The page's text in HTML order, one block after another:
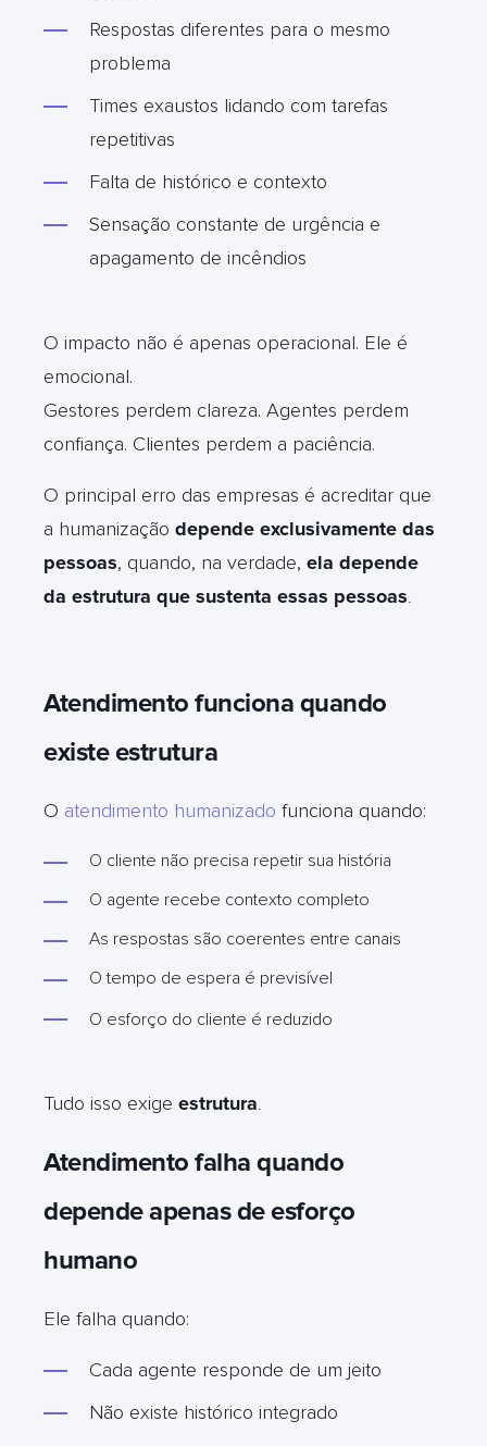
Respostas diferentes para o mesmo
problema
Times exaustos lidando com tarefas
repetitivas
Falta de histórico e contexto
Sensação constante de urgência e
apagamento de incêndios
O impacto não é apenas operacional. Ele é
emocional.
Gestores perdem clareza. Agentes perdem
confiança. Clientes perdem a paciência.
O principal erro das empresas é acreditar que
a humanização depende exclusivamente das
pessoas, quando, na verdade, ela depende
da estrutura que sustenta essas pessoas.
Atendimento funciona quando
existe estrutura
O atendimento humanizado funciona quando:
O cliente não precisa repetir sua história
O agente recebe contexto completo
As respostas são coerentes entre canais
O tempo de espera é previsível
O esforço do cliente é reduzido
Tudo isso exige estrutura.
Atendimento falha quando
depende apenas de esforço
humano
Ele falha quando:
Cada agente responde de um jeito
Não existe histórico integrado